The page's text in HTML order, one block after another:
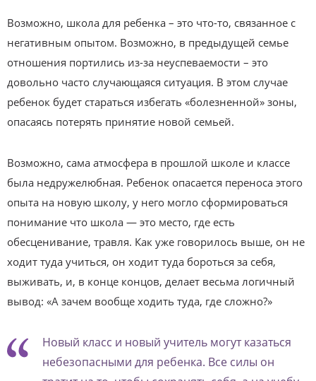
Возможно, школа для ребенка – это что-то, связанное с
негативным опытом. Возможно, в предыдущей семье
отношения портились из-за неуспеваемости – это
довольно часто случающаяся ситуация. В этом случае
ребенок будет стараться избегать «болезненной» зоны,
опасаясь потерять принятие новой семьей.
Возможно, сама атмосфера в прошлой школе и классе
была недружелюбная. Ребенок опасается переноса этого
опыта на новую школу, у него могло сформироваться
понимание что школа — это место, где есть
обесценивание, травля. Как уже говорилось выше, он не
ходит туда учиться, он ходит туда бороться за себя,
выживать, и, в конце концов, делает весьма логичный
вывод: «А зачем вообще ходить туда, где сложно?»
Новый класс и новый учитель могут казаться
небезопасными для ребенка. Все силы он